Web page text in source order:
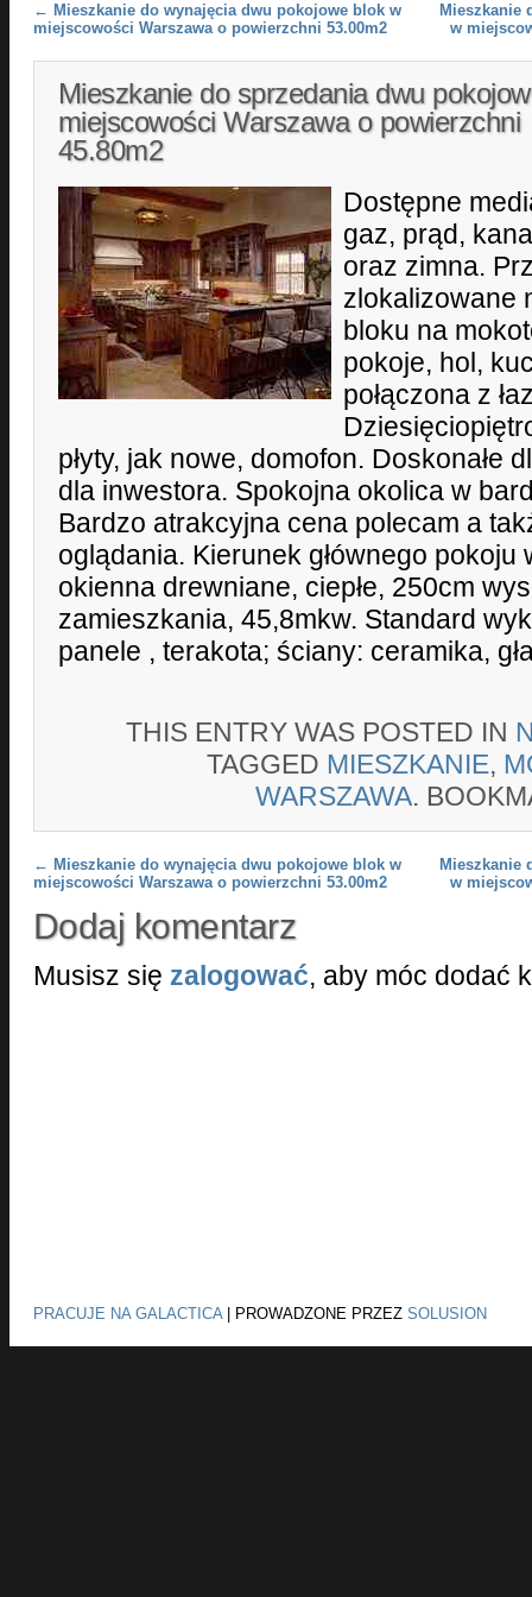
Post navigation
← Mieszkanie do wynajęcia dwu pokojowe blok w
miejscowości Warszawa o powierzchni 53.00m2
Mieszkanie
w
Mieszkanie do sprzedania dwu
miejscowości Warszawa o powierzchni
45.80m2
Dostępne
gaz, prąd,
oraz zimna.
zlokalizowane
bloku na
pokoje, hol,
połączona z
płyty, jak nowe, domofon. Doskonałe
dla inwestora. Spokojna okolica w
Bardzo atrakcyjna cena polecam a
oglądania. Kierunek głównego
okienna drewniane, ciepłe, 250cm
zamieszkania, 45,8mkw. Standard
panele , terakota; ściany: ceramika,
THIS ENTRY WAS POSTED IN
TAGGED MIESZKANIE,
WARSZAWA.
Post navigation
← Mieszkanie do wynajęcia dwu pokojowe blok w
miejscowości Warszawa o powierzchni 53.00m2
Mieszkanie
w
Dodaj komentarz
Musisz się zalogować, aby móc dodać
PRACUJE NA GALACTICA| PROWADZONE PRZEZ SOLUSION